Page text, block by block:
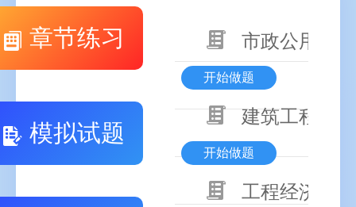
章节练习
模拟试题
市政公用工
开始做题
建筑工程技术
开始做题
工程经济